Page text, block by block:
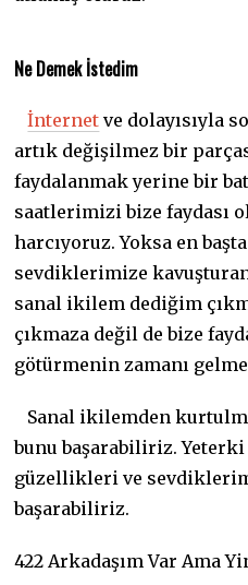
Ne Demek İstedim
İnternet ve dolayısıyla
artık değişilmez bir
faydalanmak yerine bir
saatlerimizi bize faydası
harcıyoruz. Yoksa en
sevdiklerimize
sanal ikilem dediğim
çıkmaza değil de bize
götürmenin zamanı
Sanal ikilemden
bunu başarabiliriz. Yeterki
güzellikleri ve
başarabiliriz.
422 Arkadaşım Var Ama